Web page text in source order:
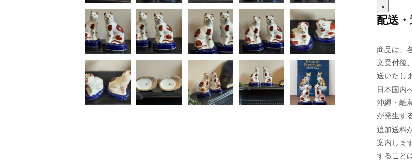
×
配送
商品は、
文受付後
送いたし
日本国内
沖縄・離
が発生す
追加送料
案内しま
すること